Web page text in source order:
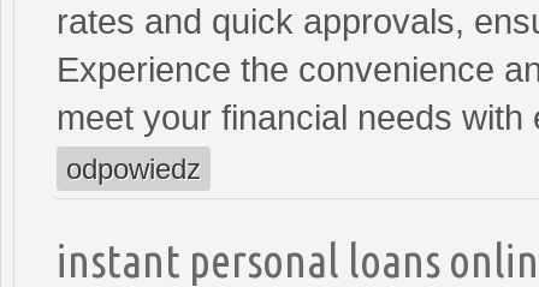
rates and quick approvals,
Experience the convenience
meet your financial needs with
odpowiedz
instant personal loans